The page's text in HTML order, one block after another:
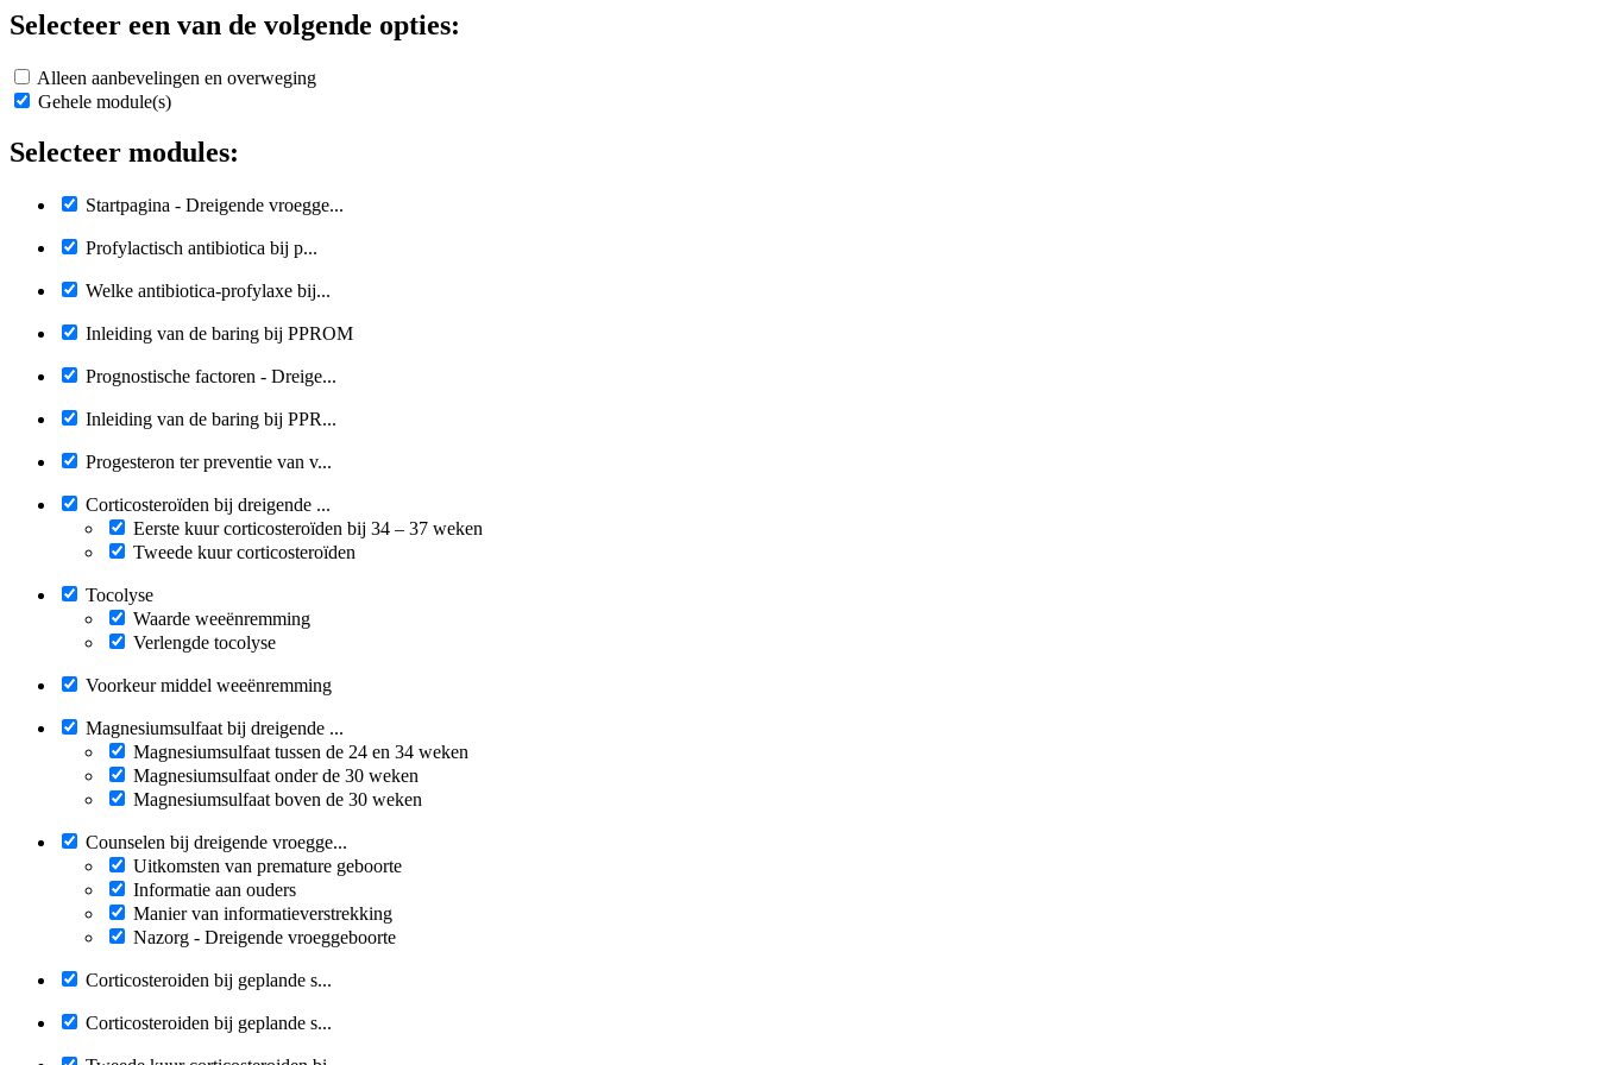
Selecteer een van de volgende opties:
Alleen aanbevelingen en overweging
Gehele module(s)
Selecteer modules:
Startpagina - Dreigende vroegge...
Profylactisch antibiotica bij p...
Welke antibiotica-profylaxe bij...
Inleiding van de baring bij PPROM
Prognostische factoren - Dreige...
Inleiding van de baring bij PPR...
Progesteron ter preventie van v...
Corticosteroïden bij dreigende ...
Eerste kuur corticosteroïden bij 34 – 37 weken
Tweede kuur corticosteroïden
Tocolyse
Waarde weeënremming
Verlengde tocolyse
Voorkeur middel weeënremming
Magnesiumsulfaat bij dreigende ...
Magnesiumsulfaat tussen de 24 en 34 weken
Magnesiumsulfaat onder de 30 weken
Magnesiumsulfaat boven de 30 weken
Counselen bij dreigende vroegge...
Uitkomsten van premature geboorte
Informatie aan ouders
Manier van informatieverstrekking
Nazorg - Dreigende vroeggeboorte
Corticosteroiden bij geplande s...
Corticosteroiden bij geplande s...